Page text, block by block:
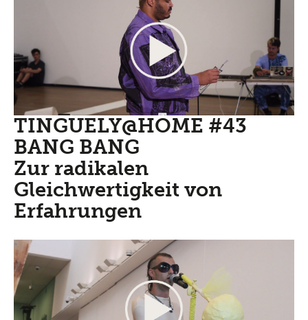
TINGUELY@HOME #43
BANG BANG
Zur radikalen
Gleichwertigkeit von
Erfahrungen